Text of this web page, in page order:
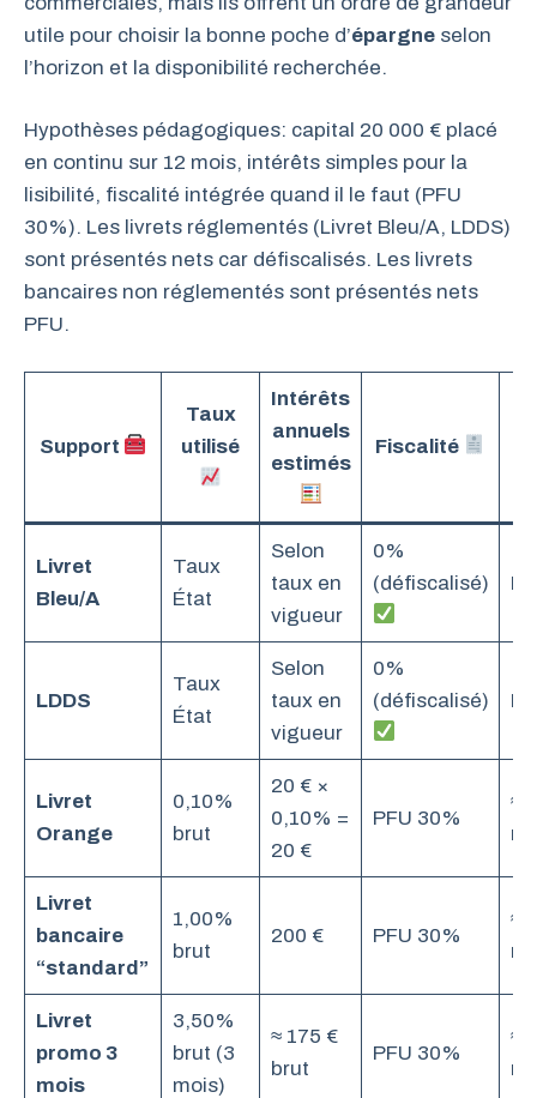
utile pour choisir la bonne poche d’épargne selon
l’horizon et la disponibilité recherchée.
Hypothèses pédagogiques: capital 20 000 € placé
en continu sur 12 mois, intérêts simples pour la
lisibilité, fiscalité intégrée quand il le faut (PFU
30%). Les livrets réglementés (Livret Bleu/A, LDDS)
sont présentés nets car défiscalisés. Les livrets
bancaires non réglementés sont présentés nets
PFU.
Support
Taux
utilisé
Intérêts
annuels
estimés
Fiscalité
Livret
Bleu/A
Taux
État
Selon
taux en
vigueur
0%
(défiscalisé)
LDDS
Taux
État
Selon
taux en
vigueur
0%
(défiscalisé)
Livret
Orange
0,10%
brut
20 € ×
0,10% =
20 €
PFU 30%
≈
Livret
bancaire
“standard”
1,00%
brut
200 € PFU 30%
≈
Livret
promo 3
mois
3,50%
brut (3
mois)
≈ 175 €
brut
PFU 30%
≈